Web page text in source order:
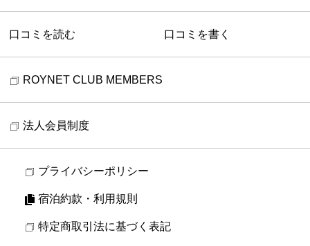
口コミを読む 口コミを書く
ROYNET CLUB MEMBERS
法人会員制度
プライバシーポリシー
宿泊約款・利用規則
特定商取引法に基づく表記